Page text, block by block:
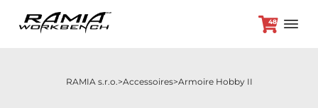
48
RAMIA s.r.o. Accessoires Armoire Hobby II